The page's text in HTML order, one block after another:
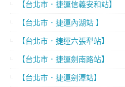
【台北市．捷運信義安和站】
【台北市．捷運內湖站 】
【台北市．捷運六張犁站】
【台北市．捷運劍南路站】
【台北市．捷運劍潭站】